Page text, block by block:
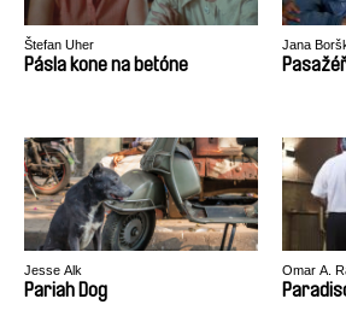
Štefan Uher
Pásla kone na betóne
Jana
Jesse Alk
Pariah Dog